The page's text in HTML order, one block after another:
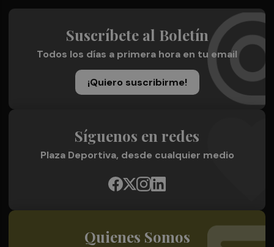
Suscríbete al Boletín
Todos los días a primera hora en tu email
¡Quiero suscribirme!
Síguenos en redes
Plaza Deportiva, desde cualquier medio
Quienes Somos